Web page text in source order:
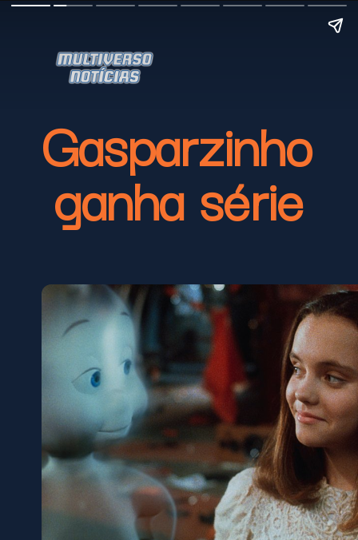
Gasparzinho
ganha série